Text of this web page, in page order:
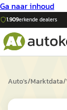
Ga naar inhoud
1.909erkende dealers
Auto's/Marktdata/